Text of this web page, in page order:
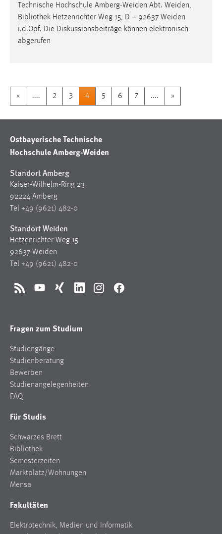
Technische Hochschule Amberg-Weiden Abt. Weiden,
Bibliothek Hetzenrichter Weg 15, D – 92637 Weiden
i.d.Opf. Die Diskussionsbeiträge können elektronisch
abgerufen
« .... 2 3 4 5 6 7 .... »
Ostbayerische Technische
Hochschule Amberg-Weiden
Standort Amberg
Kaiser-Wilhelm-Ring 23
92224 Amberg
Tel +49 (9621) 482-0
Standort Weiden
Hetzenrichter Weg 15
92637 Weiden
Tel +49 (9621) 482-0
RSS YouTubeXing LinkedInInstagramFacebook
Fragen zum Studium
Studiengänge
Studienberatung
Bewerben
Studienangelegenheiten
FAQ
Für Studis
Schwarzes Brett
Bibliothek
Semesterzeiten
Marktplatz/Wohnungen
Mensa
Fakultäten
Elektrotechnik, Medien und Informatik